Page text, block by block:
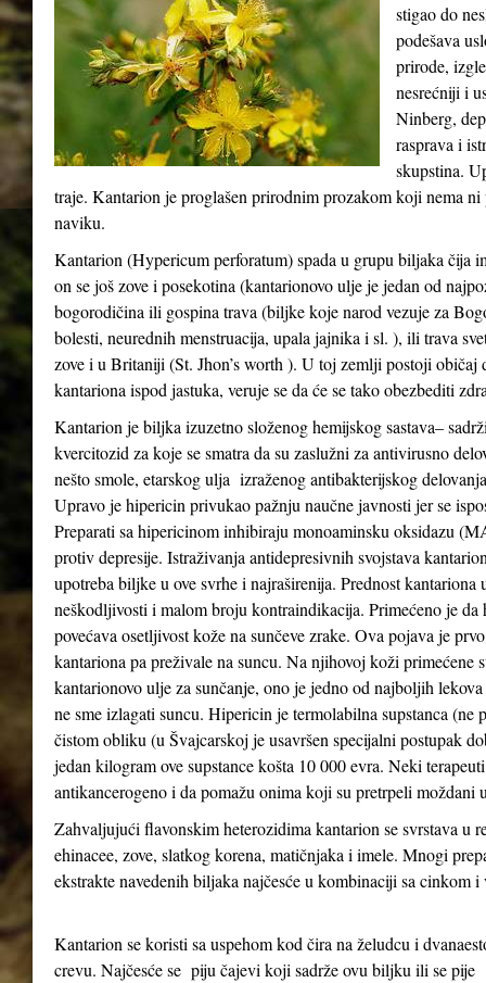
stigao do
podešava
prirode,
nesrećniji i
Ninberg,
rasprava i
skupstina.
traje. Kantarion je proglašen prirodnim prozakom koji nema
naviku.
Kantarion (Hypericum perforatum) spada u grupu biljaka čija
on se još zove i posekotina (kantarionovo ulje je jedan od
bogorodičina ili gospina trava (biljke koje narod vezuje za
bolesti, neurednih menstruacija, upala jajnika i sl. ), ili trava
zove i u Britaniji (St. Jhon’s worth ). U toj zemlji postoji običaj
kantariona ispod jastuka, veruje se da će se tako obezbediti
Kantarion je biljka izuzetno složenog hemijskog sastava–
kvercitozid za koje se smatra da su zaslužni za antivirusno
nešto smole, etarskog ulja izraženog antibakterijskog
Upravo je hipericin privukao pažnju naučne javnosti jer se
Preparati sa hipericinom inhibiraju monoaminsku oksidazu
protiv depresije. Istraživanja antidepresivnih svojstava
upotreba biljke u ove svrhe i najraširenija. Prednost kantariona
neškodljivosti i malom broju kontraindikacija. Primećeno je
povećava osetljivost kože na sunčeve zrake. Ova pojava je
kantariona pa preživale na suncu. Na njihovoj koži primećene
kantarionovo ulje za sunčanje, ono je jedno od najboljih
ne sme izlagati suncu. Hipericin je termolabilna supstanca (ne
čistom obliku (u Švajcarskoj je usavršen specijalni postupak
jedan kilogram ove supstance košta 10 000 evra. Neki
antikancerogeno i da pomažu onima koji su pretrpeli moždani
Zahvaljujući flavonskim heterozidima kantarion se svrstava u
ehinacee, zove, slatkog korena, matičnjaka i imele. Mnogi
ekstrakte navedenih biljaka najčesće u kombinaciji sa cinkom
Kantarion se koristi sa uspehom kod čira na želudcu i
crevu. Najčesće se piju čajevi koji sadrže ovu biljku ili se pije